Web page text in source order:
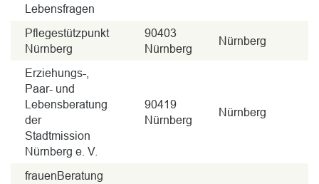
Lebensfragen
Pflegestützpunkt
Nürnberg
90403
Nürnberg
Nürnberg
Erziehungs-,
Paar- und
Lebensberatung
der
Stadtmission
Nürnberg e. V.
90419
Nürnberg
Nürnberg
frauenBeratung